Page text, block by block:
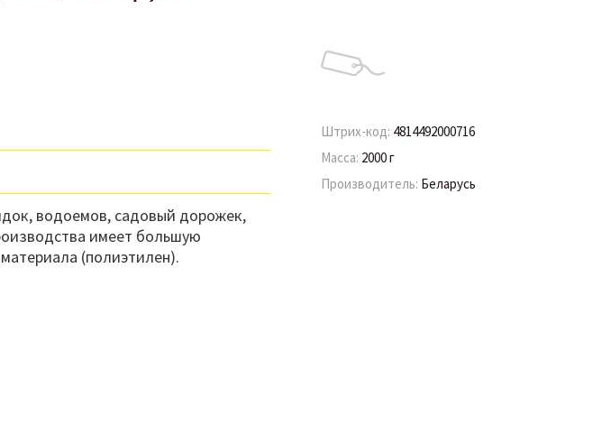
Штрих-код: 4814492000716
Масса: 2000 г
Производитель: Беларусь
водоемов, садовый дорожек,
имеет большую
(полиэтилен).